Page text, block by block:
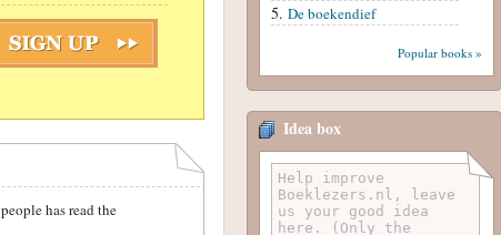
people has read the
De boekendief
Popular books »
Idea box